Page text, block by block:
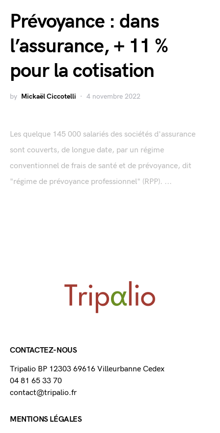
Prévoyance : dans
l’assurance, + 11 %
pour la cotisation
by Mickaël Ciccotelli 4 novembre 2022
Les quelque 145 000 salariés des sociétés d'assurance
sont couverts, de longue date, par un régime
conventionnel de frais de santé et de prévoyance, dit
"régime de prévoyance professionnel" (RPP). ...
CONTACTEZ-NOUS
Tripalio BP 12303 69616 Villeurbanne Cedex
04 81 65 33 70
contact@tripalio.fr
MENTIONS LÉGALES